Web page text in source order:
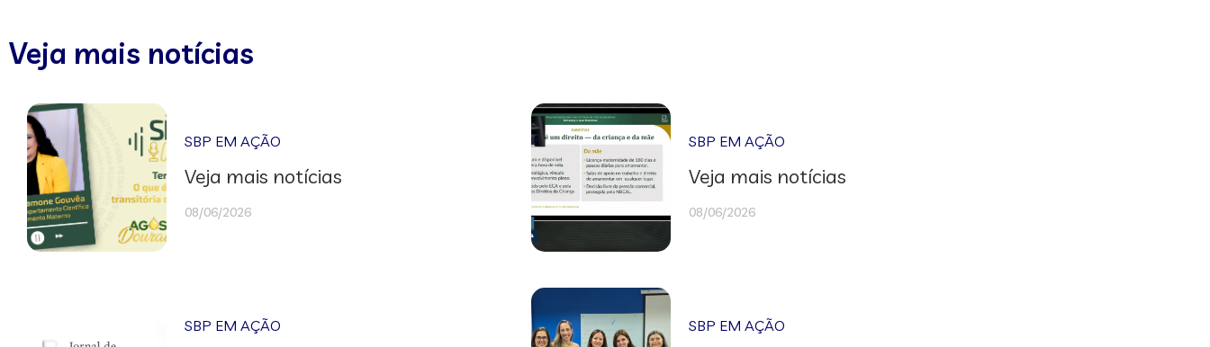
Veja mais notícias
SBP EM AÇÃO
Veja mais notícias
08/06/2026
SBP EM AÇÃO
Veja mais notícias
08/06/2026
SBP EM AÇÃO SBP EM AÇÃO